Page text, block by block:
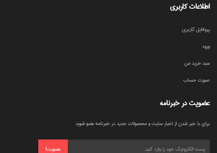
اطلاعات کاربری
پروفایل کاربری
ورود
سبد خرید من
صورت حساب
عضویت در خبرنامه
برای با خبر شدن از اخبار سایت و محصولات جدید در خبرنامه عضو شوید